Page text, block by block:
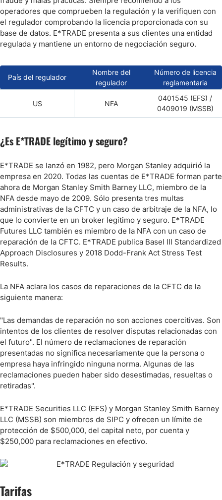
operadores que comprueben la regulación y la verifiquen con
el regulador comprobando la licencia proporcionada con su
base de datos. E*TRADE presenta a sus clientes una entidad
regulada y mantiene un entorno de negociación seguro.
País del regulador
Nombre del
regulador
Número de licencia
reglamentaria
US NFA
0401545 (EFS) /
0409019 (MSSB)
¿Es E*TRADE legítimo y seguro?
E*TRADE se lanzó en 1982, pero Morgan Stanley adquirió la
empresa en 2020. Todas las cuentas de E*TRADE forman parte
ahora de Morgan Stanley Smith Barney LLC, miembro de la
NFA desde mayo de 2009. Sólo presenta tres multas
administrativas de la CFTC y un caso de arbitraje de la NFA, lo
que lo convierte en un broker legítimo y seguro. E*TRADE
Futures LLC también es miembro de la NFA con un caso de
reparación de la CFTC. E*TRADE publica Basel III Standardized
Approach Disclosures y 2018 Dodd-Frank Act Stress Test
Results.
La NFA aclara los casos de reparaciones de la CFTC de la
siguiente manera:
"Las demandas de reparación no son acciones coercitivas. Son
intentos de los clientes de resolver disputas relacionadas con
el futuro". El número de reclamaciones de reparación
presentadas no significa necesariamente que la persona o
empresa haya infringido ninguna norma. Algunas de las
reclamaciones pueden haber sido desestimadas, resueltas o
retiradas".
E*TRADE Securities LLC (EFS) y Morgan Stanley Smith Barney
LLC (MSSB) son miembros de SIPC y ofrecen un límite de
protección de $500,000, del capital neto, por cuenta y
$250,000 para reclamaciones en efectivo.
Tarifas